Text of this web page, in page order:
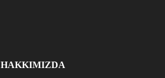
HAKKIMIZDA